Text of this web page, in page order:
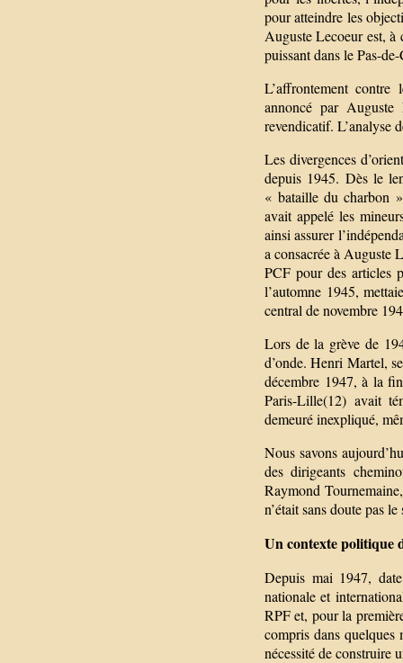
pour atteindre les
Auguste Lecoeur est, à
puissant dans le Pas-
L’affrontement
annoncé par
revendicatif. L’analyse
Les divergences
depuis 1945. Dès le
« bataille du charbon
avait appelé les
ainsi assurer
a consacrée à Auguste
PCF pour des articles
l’automne 1945,
central de novembre
Lors de la grève de
d’onde. Henri Martel,
décembre 1947, à la
Paris-Lille(12) avait
demeuré inexpliqué,
Nous savons
des dirigeants
Raymond
n’était sans doute pas
Un contexte politique
Depuis mai 1947,
nationale et
RPF et, pour la
compris dans
nécessité de construire